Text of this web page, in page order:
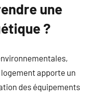
une
?
logement apporte un
des équipements